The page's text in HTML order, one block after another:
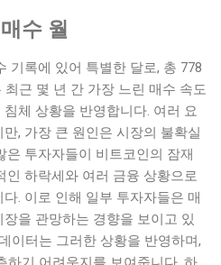
수 월
기록에 있어 특별한 달로, 총 778
근 몇 년 간 가장 느린 매수 속도
체 상황을 반영합니다. 여러 요
, 가장 큰 원인은 시장의 불확실
은 투자자들이 비트코인의 잠재
인 하락세와 여러 금융 상황으로
. 이로 인해 일부 투자자들은 매
을 관망하는 경향을 보이고 있
이터는 그러한 상황을 반영하며,